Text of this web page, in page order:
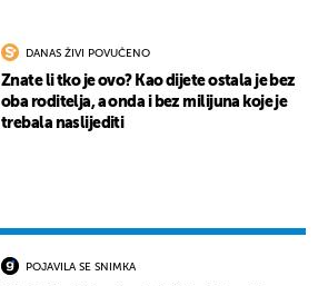
DANAS ŽIVI POVUČENO
Znate li tko je ovo? Kao dijete ostala je bez
oba roditelja, a onda i bez milijuna koje je
trebala naslijediti
POJAVILA SE SNIMKA